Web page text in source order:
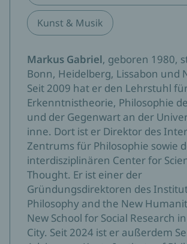
Kunst & Musik
Markus Gabriel, geboren 1980,
Bonn, Heidelberg, Lissabon und
Seit 2009 hat er den Lehrstuhl
Erkenntnistheorie, Philosophie
und der Gegenwart an der
inne. Dort ist er Direktor des
Zentrums für Philosophie sowie
interdisziplinären Center for
Thought. Er ist einer der
Gründungsdirektoren des
Philosophy and the New
New School for Social Research
City. Seit 2024 ist er außerdem